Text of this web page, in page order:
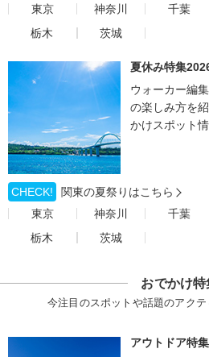
東京
神奈川 千葉
栃木
茨城
夏休み特集
ウォーカー編
の楽しみ方を
かけスポット
CHECK!
関東の夏祭りはこちら
東京
神奈川 千葉
栃木
茨城
おでかけ特
今注目のスポットや話題のアク
アウトドア特集